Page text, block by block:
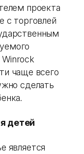
проекта
с торговлей
чаще всего
сделать
детей
является